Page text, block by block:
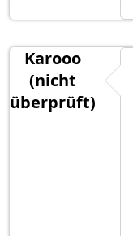
Karooo
(nicht
überprüft)